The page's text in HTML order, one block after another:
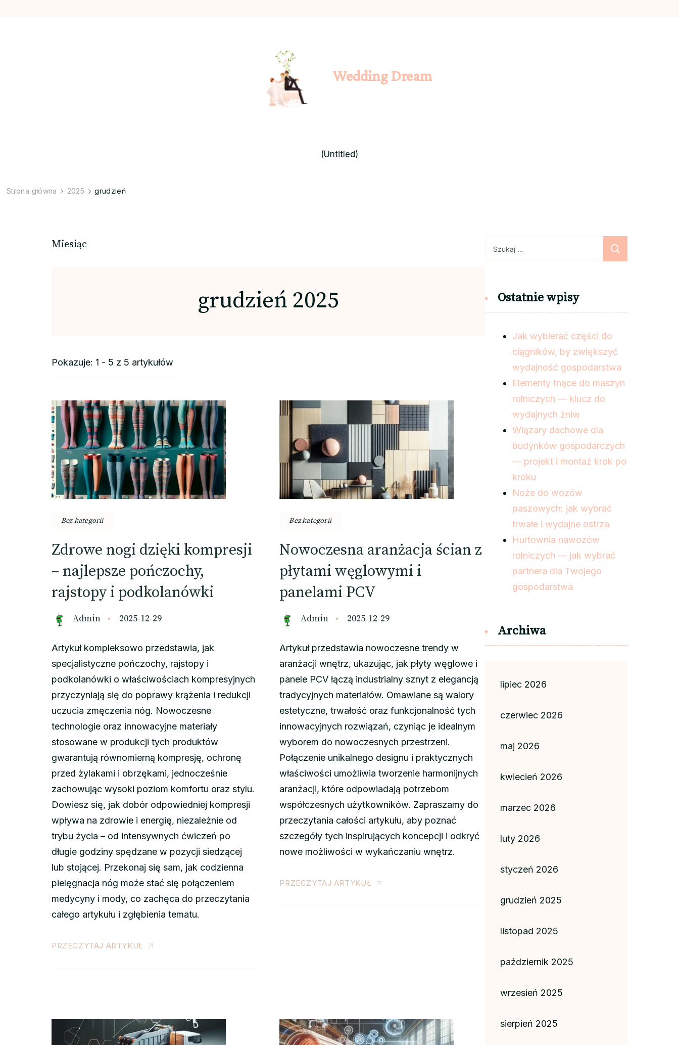
Wedding Dream
(Untitled)
Strona główna 2025 grudzień
Miesiąc
grudzień 2025
Pokazuje: 1 - 5 z 5 artykułów
Bez kategorii
Zdrowe nogi dzięki kompresji
– najlepsze pończochy,
rajstopy i podkolanówki
Admin 2025-12-29
Artykuł kompleksowo przedstawia, jak
specjalistyczne pończochy, rajstopy i
podkolanówki o właściwościach kompresyjnych
przyczyniają się do poprawy krążenia i redukcji
uczucia zmęczenia nóg. Nowoczesne
technologie oraz innowacyjne materiały
stosowane w produkcji tych produktów
gwarantują równomierną kompresję, ochronę
przed żylakami i obrzękami, jednocześnie
zachowując wysoki poziom komfortu oraz stylu.
Dowiesz się, jak dobór odpowiedniej kompresji
wpływa na zdrowie i energię, niezależnie od
trybu życia – od intensywnych ćwiczeń po
długie godziny spędzane w pozycji siedzącej
lub stojącej. Przekonaj się sam, jak codzienna
pielęgnacja nóg może stać się połączeniem
medycyny i mody, co zachęca do przeczytania
całego artykułu i zgłębienia tematu.
PRZECZYTAJ ARTYKUŁ
Bez kategorii
Nowoczesna aranżacja ścian z
płytami węglowymi i
panelami PCV
Admin 2025-12-29
Artykuł przedstawia nowoczesne trendy w
aranżacji wnętrz, ukazując, jak płyty węglowe i
panele PCV łączą industrialny sznyt z elegancją
tradycyjnych materiałów. Omawiane są walory
estetyczne, trwałość oraz funkcjonalność tych
innowacyjnych rozwiązań, czyniąc je idealnym
wyborem do nowoczesnych przestrzeni.
Połączenie unikalnego designu i praktycznych
właściwości umożliwia tworzenie harmonijnych
aranżacji, które odpowiadają potrzebom
współczesnych użytkowników. Zapraszamy do
przeczytania całości artykułu, aby poznać
szczegóły tych inspirujących koncepcji i odkryć
nowe możliwości w wykańczaniu wnętrz.
PRZECZYTAJ ARTYKUŁ
Ostatnie wpisy
Jak wybierać części do
ciągników, by zwiększyć
wydajność gospodarstwa
Elementy tnące do maszyn
rolniczych — klucz do
wydajnych żniw
Wiązary dachowe dla
budynków gospodarczych
— projekt i montaż krok po
kroku
Noże do wozów
paszowych: jak wybrać
trwałe i wydajne ostrza
Hurtownia nawozów
rolniczych — jak wybrać
partnera dla Twojego
gospodarstwa
Archiwa
lipiec 2026
czerwiec 2026
maj 2026
kwiecień 2026
marzec 2026
luty 2026
styczeń 2026
grudzień 2025
listopad 2025
październik 2025
wrzesień 2025
sierpień 2025